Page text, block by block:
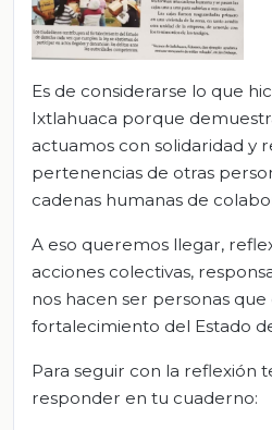
Es de considerarse lo que
Ixtlahuaca porque
actuamos con solidaridad y
pertenencias de otras
cadenas humanas de
A eso queremos llegar,
acciones colectivas,
nos hacen ser personas
fortalecimiento del Estado
Para seguir con la reflexión
responder en tu cuaderno: